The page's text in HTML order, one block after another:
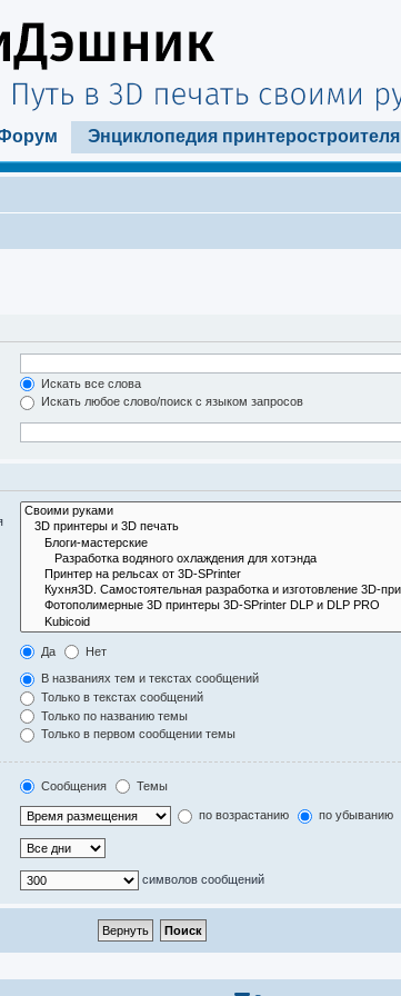
Энциклопедия принтеростроителя
Искать все слова
Искать любое слово/поиск с языком запросов
Да Нет
В названиях тем и текстах сообщений
Только в текстах сообщений
Только по названию темы
Только в первом сообщении темы
Сообщения Темы
по возрастанию по убыванию
символов сообщений